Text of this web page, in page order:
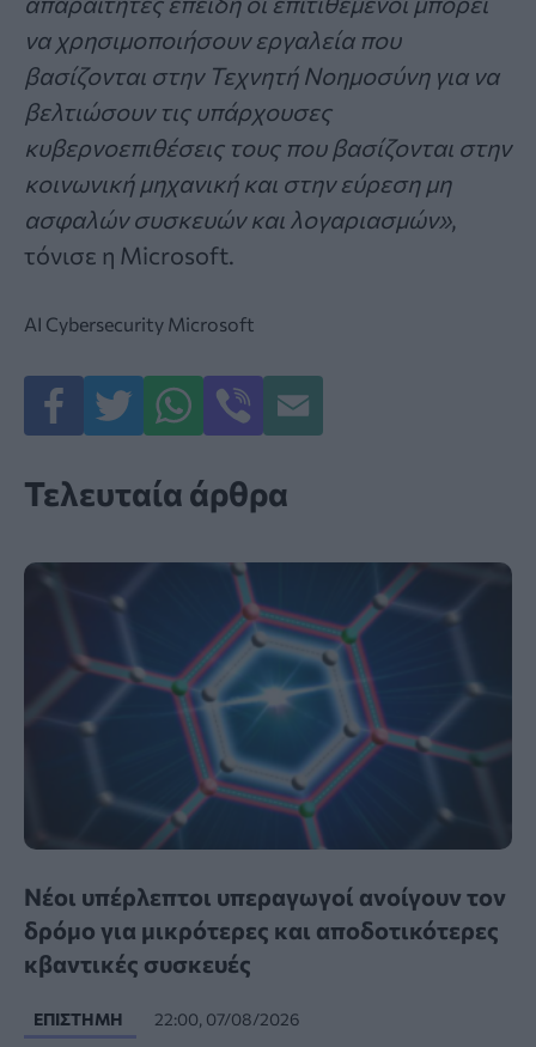
να χρησιμοποιήσουν εργαλεία που
βασίζονται στην Τεχνητή Νοημοσύνη για να
βελτιώσουν τις υπάρχουσες
κυβερνοεπιθέσεις τους που βασίζονται στην
κοινωνική μηχανική και στην εύρεση μη
ασφαλών συσκευών και λογαριασμών»,
τόνισε η Microsoft.
AI Cybersecurity Microsoft
Τελευταία άρθρα
Νέοι υπέρλεπτοι υπεραγωγοί ανοίγουν τον
δρόμο για μικρότερες και αποδοτικότερες
κβαντικές συσκευές
ΕΠΙΣΤΉΜΗ 22:00, 07/08/2026